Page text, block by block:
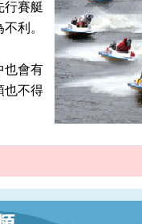
行賽艇
利。
也會有
也不得